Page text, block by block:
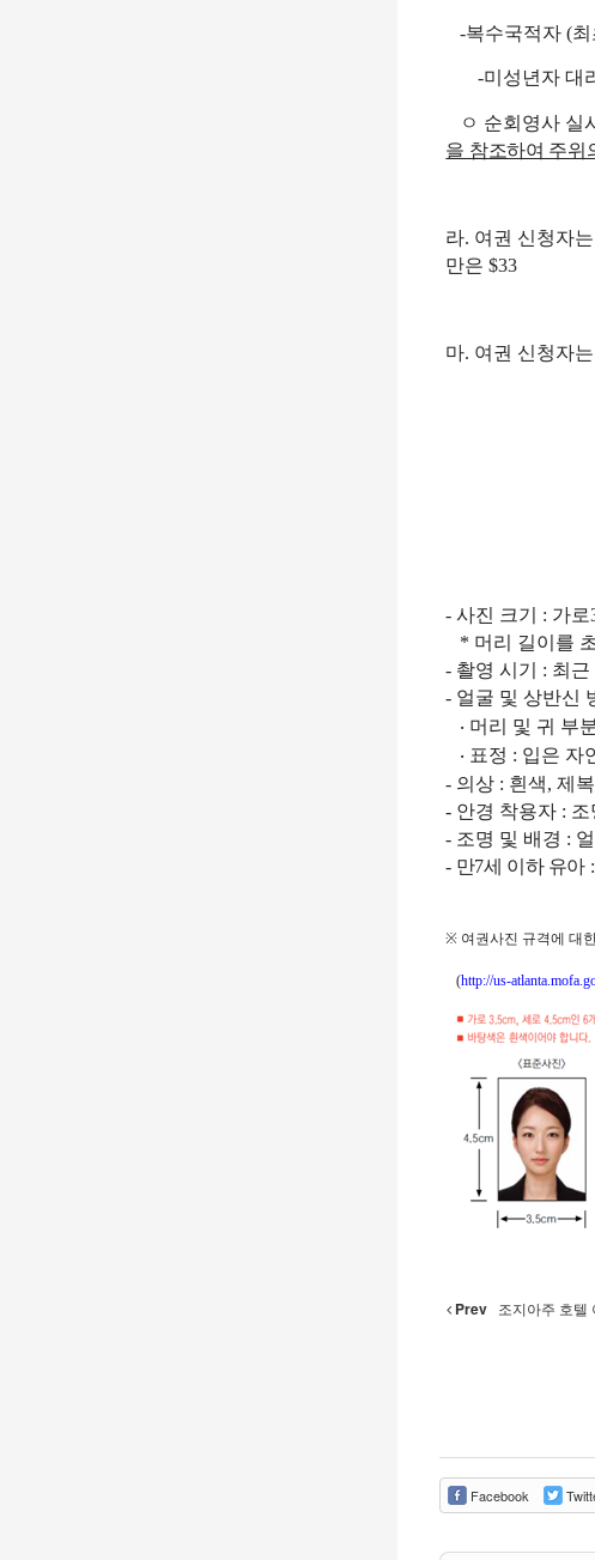
-복수국적자 (
-미성년자 대
ㅇ 순회영사 실
을 참조하여 주위
라. 여권 신청자
만은 $33
마. 여권 신청자
- 사진 크기 : 가로
* 머리 길이를
- 촬영 시기 : 최근
- 얼굴 및 상반신
‧ 머리 및 귀 부
‧ 표정 : 입은 자
- 의상 : 흰색, 제복
- 안경 착용자 : 조
- 조명 및 배경 :
- 만7세 이하 유아 :
※ 여권사진 규격에 대
(http://us-
Prev 조지아주 호텔
Facebook